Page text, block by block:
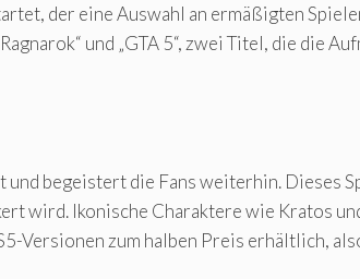
der eine Auswahl an ermäßigten
und „GTA 5“, zwei Titel, die die
begeistert die Fans weiterhin. Dieses
wird. Ikonische Charaktere wie Kratos
Versionen zum halben Preis erhältlich,